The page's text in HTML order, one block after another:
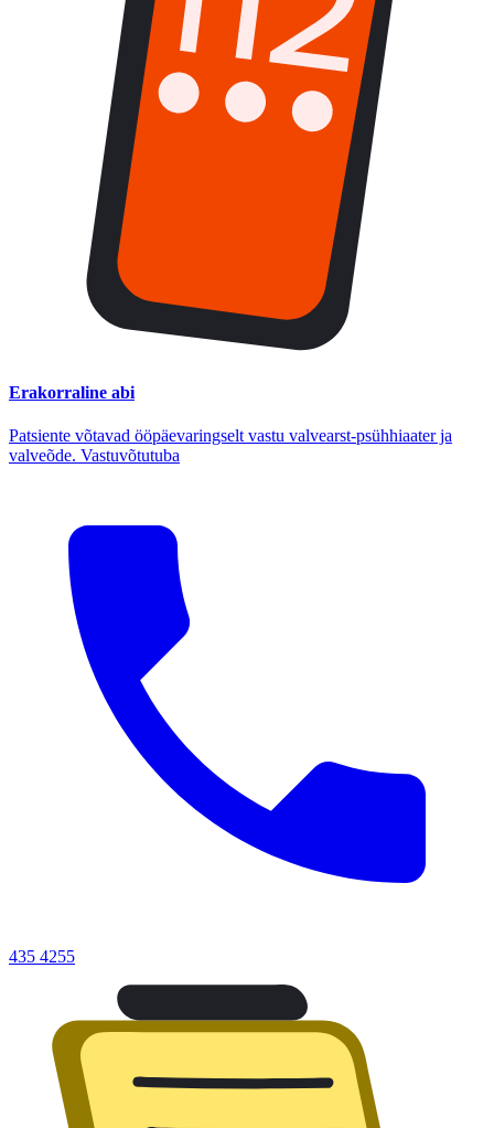
Erakorraline abi
Patsiente võtavad ööpäevaringselt vastu valvearst-psühhiaater ja
valveõde. Vastuvõtutuba
435 4255